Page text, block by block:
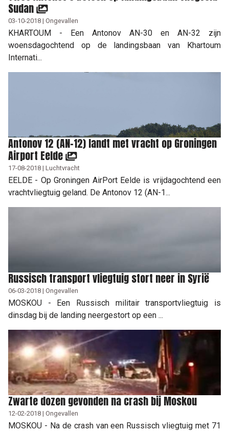
Sudan
03-10-2018 | Ongevallen
KHARTOUM - Een Antonov AN-30 en AN-32 zijn
woensdagochtend op de landingsbaan van Khartoum
Internati...
Antonov 12 (AN-12) landt met vracht op Groningen
Airport Eelde
17-08-2018 | Luchtvracht
EELDE - Op Groningen AirPort Eelde is vrijdagochtend een
vrachtvliegtuig geland. De Antonov 12 (AN-1...
Russisch transport vliegtuig stort neer in Syrië
06-03-2018 | Ongevallen
MOSKOU - Een Russisch militair transportvliegtuig is
dinsdag bij de landing neergestort op een ...
Zwarte dozen gevonden na crash bij Moskou
12-02-2018 | Ongevallen
MOSKOU - Na de crash van een Russisch vliegtuig met 71